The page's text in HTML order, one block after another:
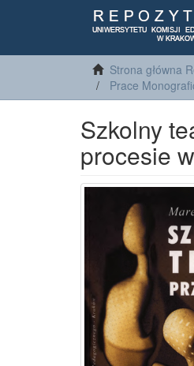
Strona główna
Prace
Szkolny
procesie